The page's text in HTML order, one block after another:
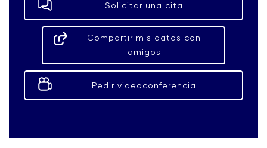
Solicitar una cita
Compartir mis datos con
amigos
Pedir videoconferencia